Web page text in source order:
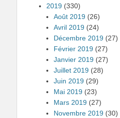
2019 (330)
Août 2019 (26)
Avril 2019 (24)
Décembre 2019 (27)
Février 2019 (27)
Janvier 2019 (27)
Juillet 2019 (28)
Juin 2019 (29)
Mai 2019 (23)
Mars 2019 (27)
Novembre 2019 (30)